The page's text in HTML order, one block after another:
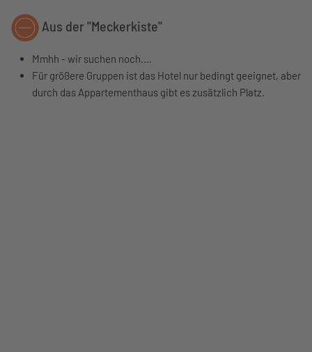
Aus der "Meckerkiste"
Mmhh - wir suchen noch....
Für größere Gruppen ist das Hotel nur bedingt geeignet, aber
durch das Appartementhaus gibt es zusätzlich Platz.